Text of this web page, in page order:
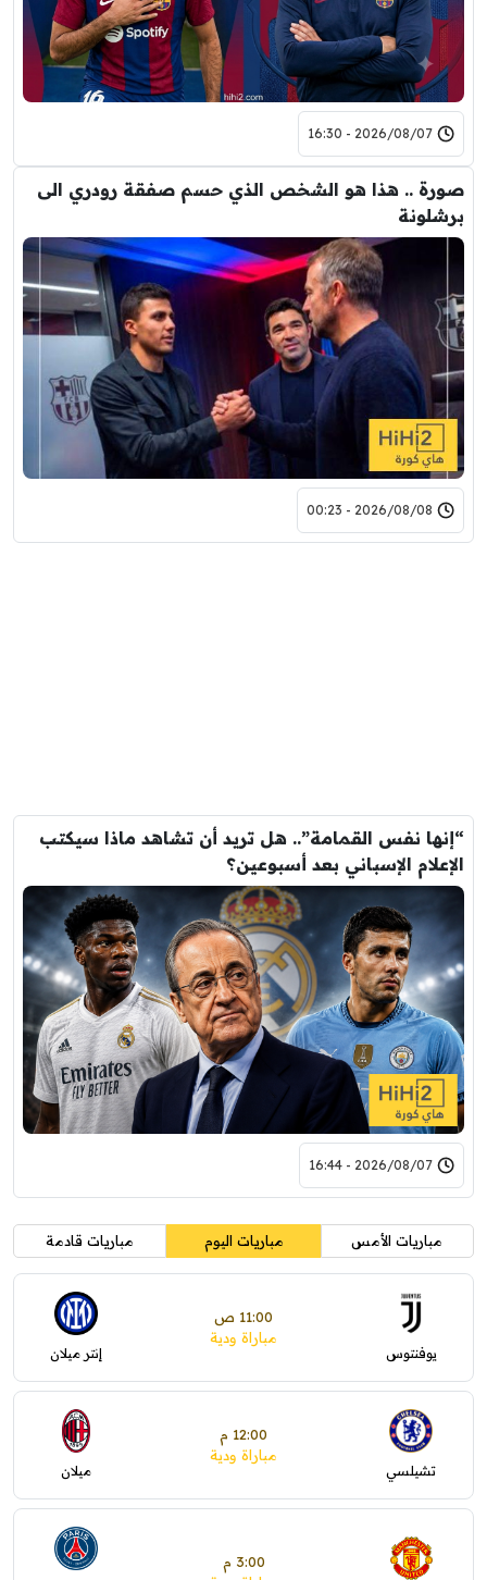
2026/08/07 - 16:30
صورة .. هذا هو الشخص الذي حسم صفقة رودري الى
برشلونة
2026/08/08 - 00:23
“إنها نفس القمامة”.. هل تريد أن تشاهد ماذا سيكتب
الإعلام الإسباني بعد أسبوعين؟
2026/08/07 - 16:44
مباريات الأمس مباريات اليوم مباريات قادمة
يوفنتوس
11:00 ص
مباراة ودية
إنتر ميلان
تشيلسي
12:00 م
مباراة ودية
ميلان
3:00 م